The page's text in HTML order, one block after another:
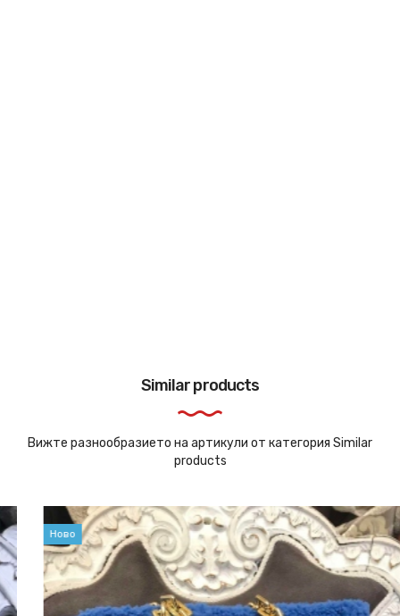
Similar products
Вижте разнообразието на артикули от категория Similar
products